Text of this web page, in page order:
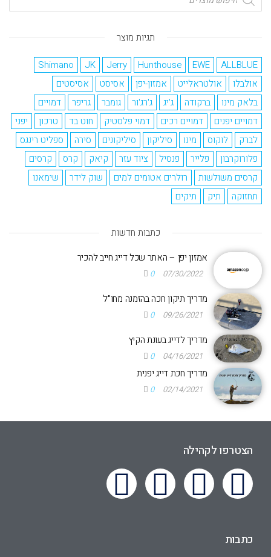
תגיות מוצר
ALLBLUE
EWE
Hunthouse
Jerry
JK
Shimano
אולבלו
אולטראלייט אמזון-יפן אסיסט
אסיסטים
בלאק מינו
ברקודה ג'יג ג'רג'ור גומבר גריפר
דמויים
דמויים יפנים
דמויים רכים דמוי פלסטיק חוט בד טרכון
יפני
לברק
לוקוס מינו סיליקון סיליקונים סירה
ספליט רינגס
פלורוקרבון
פלייר פנסיל ציוד עזר קיאק קרס
קרסים
קרסים משולשות
רולרים אטומים למים שוק לידר
שימאנו
תחזוקה
תיק תיקים
כתבות חדשות
אמזון יפן – האתר שכל דייג חייב להכיר
07/30/2022
0
מדריך תיקון חכה בהזמנה מחו"ל
09/26/2021
0
מדריך לדייג בעונת הקיץ
04/16/2021
0
מדריך חכת דייג יפנית
02/14/2021
0
הצטרפו לקהילה
כתבות